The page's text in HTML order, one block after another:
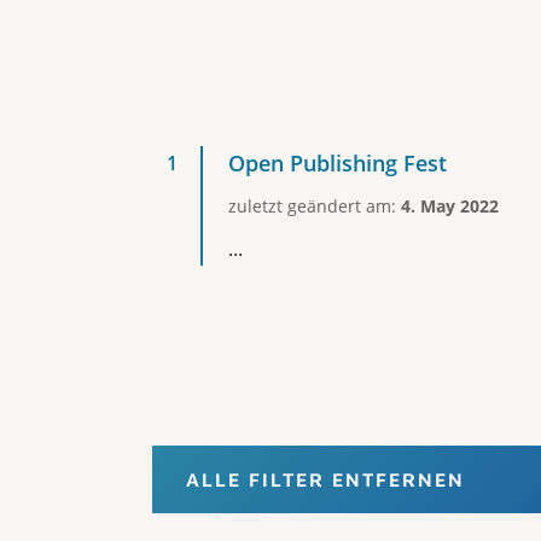
Open Publishing Fest
zuletzt geändert am: 4. May 2022
...
ALLE FILTER ENTFERNEN